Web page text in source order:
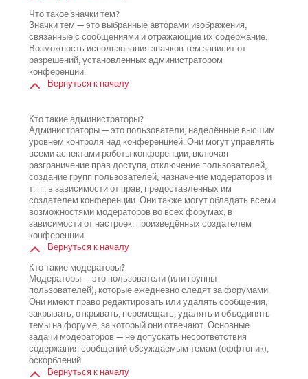
Что такое значки тем?
Значки тем — это выбранные авторами изображения,
связанные с сообщениями и отражающие их содержание.
Возможность использования значков тем зависит от
разрешений, установленных администратором
конференции.
Вернуться к началу
Кто такие администраторы?
Администраторы — это пользователи, наделённые высшим
уровнем контроля над конференцией. Они могут управлять
всеми аспектами работы конференции, включая
разграничение прав доступа, отключение пользователей,
создание групп пользователей, назначение модераторов и
т. п., в зависимости от прав, предоставленных им
создателем конференции. Они также могут обладать всеми
возможностями модераторов во всех форумах, в
зависимости от настроек, произведённых создателем
конференции.
Вернуться к началу
Кто такие модераторы?
Модераторы — это пользователи (или группы
пользователей), которые ежедневно следят за форумами.
Они имеют право редактировать или удалять сообщения,
закрывать, открывать, перемещать, удалять и объединять
темы на форуме, за который они отвечают. Основные
задачи модераторов — не допускать несоответствия
содержания сообщений обсуждаемым темам (оффтопик),
оскорблений.
Вернуться к началу